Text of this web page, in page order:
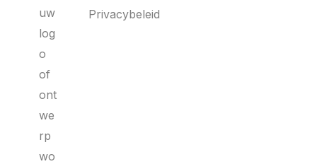
uw
log
o
of
ont
we
rp
wo
Privacybeleid